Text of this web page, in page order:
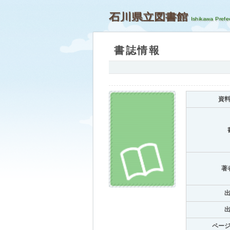
石川県立図書館
書誌情報
資
著
ペー